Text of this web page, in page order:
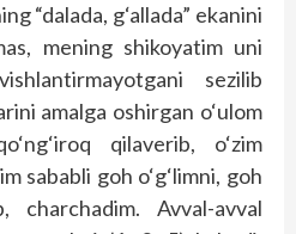
“dalada, g‘allada” ekanini
mening shikoyatim uni
sezilib
amalga oshirgan o‘ulom
qilaverib, o‘zim
sababli goh o‘g‘limni, goh
charchadim. Avval-avval